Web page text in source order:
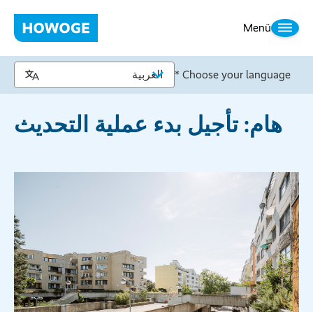
Menü
Choose your language *
هام: تأجيل بدء عملية التحديث